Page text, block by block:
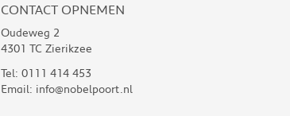
CONTACT OPNEMEN
Oudeweg 2
4301 TC Zierikzee
Tel: 0111 414 453
Email: info@nobelpoort.nl